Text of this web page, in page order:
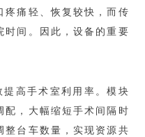
疼痛轻、恢复较快，而传
时间。因此，设备的重要
高手术室利用率。模块
配，大幅缩短手术间隔时
整台车数量，实现资源共